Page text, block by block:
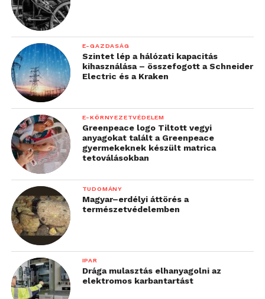
Az ár és a megjelenés mellett a
fenntarthatóság is lényeges
A klímaberendezések kiválasztása során általában az
egyik legmeghatározóbb szempont az ár, és az
ehhez kapcsolódó teljesítmény, emellett azonban
egye tudatosabbak a vásárlók a fenntarthatósági
szempontból is.
„A készülékek
kiválasztása előtt a
legtöbb vásárló
segítséget kér
E-GAZDASÁG
Szintet lép a hálózati kapacitás
kihasználása – összefogott a Schneider
Electric és a Kraken
E-KÖRNYEZETVÉDELEM
Greenpeace logo Tiltott vegyi
anyagokat talált a Greenpeace
gyermekeknek készült matrica
tetoválásokban
TUDOMÁNY
Magyar–erdélyi áttörés a
természetvédelemben
IPAR
Drága mulasztás elhanyagolni az
elektromos karbantartást